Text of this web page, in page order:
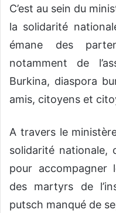
C’est au sein du
la solidarité
émane des
notamment de
Burkina, diaspora
amis, citoyens et
A travers le
solidarité nationale,
pour accompagner
des martyrs de
putsch manqué de